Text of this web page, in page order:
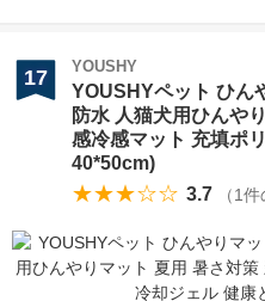
17 YOUSHY
YOUSHYペット ひん
防水 人猫犬用ひんや
感冷感マット 充填ポ
40*50cm)
★★★☆☆ 3.7 （1件